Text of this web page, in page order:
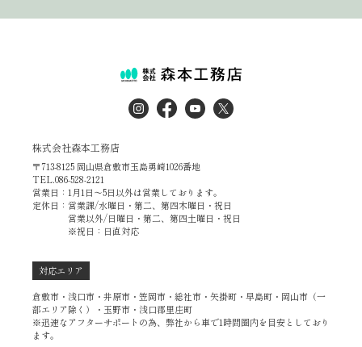
株式会社森本工務店
〒713-8125 岡山県倉敷市玉島勇崎1026番地
TEL.086-528-2121
営業日：1月1日～5日以外は営業しております。
定休日：営業課/水曜日・第二、第四木曜日・祝日
営業以外/日曜日・第二、第四土曜日・祝日
※祝日：日直対応
対応エリア
倉敷市・浅口市・井原市・笠岡市・総社市・矢掛町・早島町・岡山市（一
部エリア除く）・玉野市・浅口郡里庄町
※迅速なアフターサポートの為、弊社から車で1時間圏内を目安としており
ます。